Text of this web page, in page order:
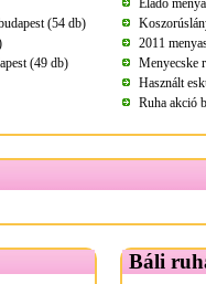
Eladó
(54 db)
2011
(49 db)
Menyecske
Használt
Ruha akció
Báli